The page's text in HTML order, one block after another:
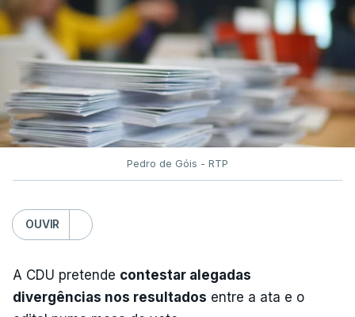
Pedro de Góis - RTP
OUVIR
A CDU pretende contestar alegadas
divergências nos resultados entre a ata e o